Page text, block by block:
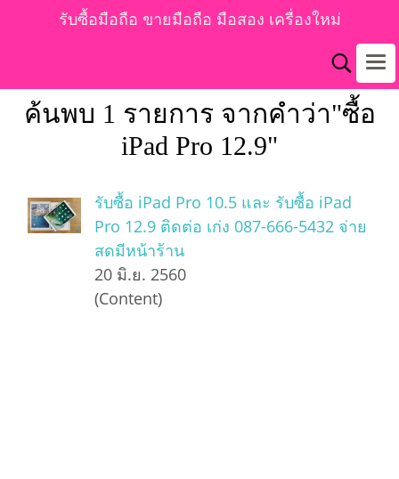
รับซื้อมือถือ ขายมือถือ มือสอง เครื่องใหม่
ค้นพบ 1 รายการ จากคำว่า"ซื้อ
iPad Pro 12.9"
รับซื้อ iPad Pro 10.5 และ รับซื้อ iPad
Pro 12.9 ติดต่อ เก่ง 087-666-5432 จ่าย
สดมีหน้าร้าน
20 มิ.ย. 2560
(Content)